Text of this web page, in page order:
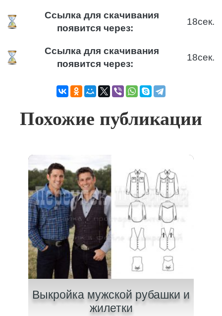
Ссылка для скачивания
появится через:
18сек.
Ссылка для скачивания
появится через:
18сек.
Похожие публикации
Выкройка мужской рубашки и
жилетки